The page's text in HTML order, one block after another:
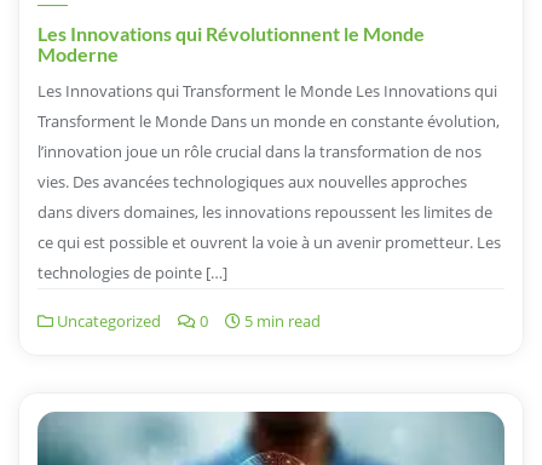
Les Innovations qui Révolutionnent le Monde
Moderne
Les Innovations qui Transforment le Monde Les Innovations qui
Transforment le Monde Dans un monde en constante évolution,
l’innovation joue un rôle crucial dans la transformation de nos
vies. Des avancées technologiques aux nouvelles approches
dans divers domaines, les innovations repoussent les limites de
ce qui est possible et ouvrent la voie à un avenir prometteur. Les
technologies de pointe […]
Uncategorized 0 5 min read